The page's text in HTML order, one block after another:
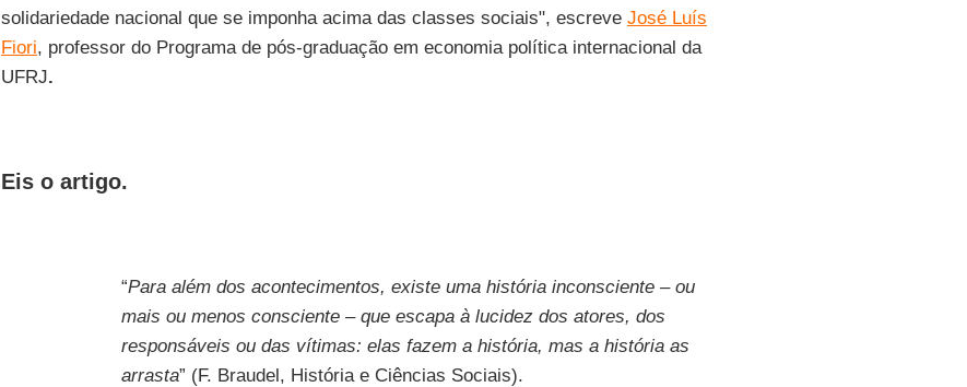
solidariedade nacional que se imponha acima das classes sociais", escreve José Luís
Fiori, professor do Programa de pós-graduação em economia política internacional da
UFRJ.
Eis o artigo.
“Para além dos acontecimentos, existe uma história inconsciente – ou
mais ou menos consciente – que escapa à lucidez dos atores, dos
responsáveis ou das vítimas: elas fazem a história, mas a história as
arrasta” (F. Braudel, História e Ciências Sociais).